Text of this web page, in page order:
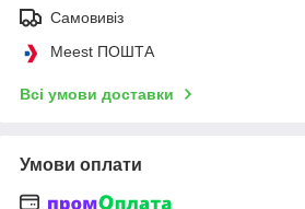
Самовивіз
Meest ПОШТА
Всі умови доставки
Умови оплати